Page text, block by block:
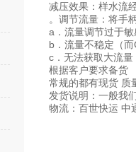
减压效果：样水流
。调节流量：将手
a．流量调节过于
b．流量不稳定（
c．无法获取大流
根据客户要求备货
常规的都有现货 质
发货说明：一般我
物流：百世快运 中